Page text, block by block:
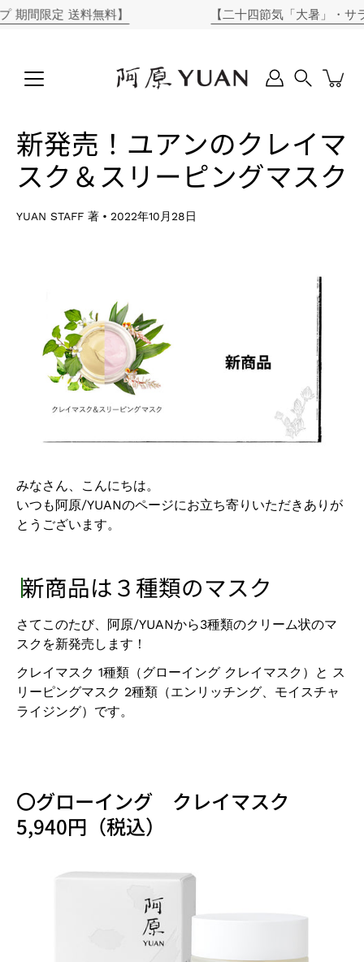
コ
ン
間限定 送料無料】 【二十四節気「大暑」・サ
新発売！ユアンのクレイマ
スク＆スリーピングマスク
YUAN STAFF 著 2022年10月28日
みなさん、こんにちは。
いつも阿原/YUANのページにお立ち寄りいただきありが
とうございます。
∣新商品は３種類のマスク
さてこのたび、阿原/YUANから3種類のクリーム状のマ
スクを新発売します！
クレイマスク 1種類（グローイング クレイマスク）と ス
リーピングマスク 2種類（エンリッチング、モイスチャ
ライジング）です。
〇グローイング クレイマスク
5,940円（税込）